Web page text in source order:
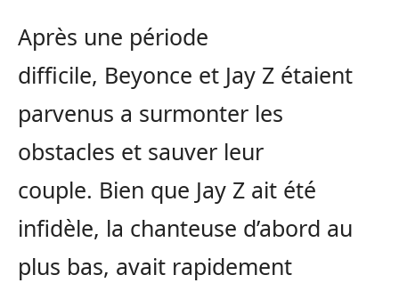
Après une période
difficile, Beyonce et Jay Z étaient
parvenus a surmonter les
obstacles et sauver leur
couple. Bien que Jay Z ait été
infidèle, la chanteuse d’abord au
plus bas, avait rapidement